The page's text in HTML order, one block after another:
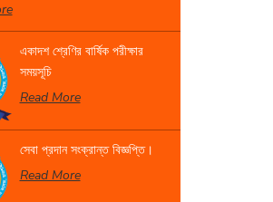
একাদশ শ্রেণির বার্ষিক পরীক্ষার
সময়সূচি
Read More
সেবা প্রদান সংক্রান্ত বিজ্ঞপ্তি।
Read More